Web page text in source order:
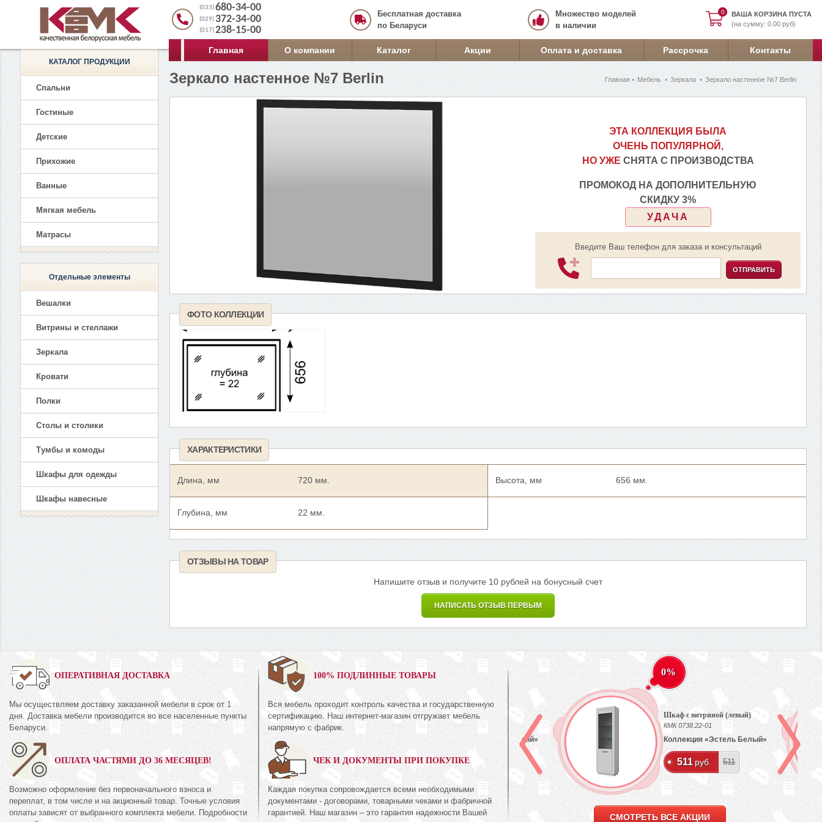
0
0
ВАША КОРЗИНА ПУСТА
(на сумму: 0.00 руб)
(033)680-34-00
(029) 372-34-00
(017)238-15-00
Бесплатная доставка
по Беларуси
Множество моделей
в наличии
Главная О компании Каталог Акции Оплата и доставка Рассрочка Контакты
Главная Мебель Зеркала Зеркало настенное №7 Berlin
Зеркало настенное №7 Berlin
ЭТА КОЛЛЕКЦИЯ БЫЛА
ОЧЕНЬ ПОПУЛЯРНОЙ,
НО УЖЕ СНЯТА С ПРОИЗВОДСТВА
ПРОМОКОД НА ДОПОЛНИТЕЛЬНУЮ
СКИДКУ 3%
УДАЧА
Введите Ваш телефон для заказа и консультаций
ОТПРАВИТЬ
ФОТО КОЛЛЕКЦИИ
ХАРАКТЕРИСТИКИ
Длина, мм 720 мм.
Глубина, мм 22 мм.
Высота, мм 656 мм.
ОТЗЫВЫ НА ТОВАР
Напишите отзыв и получите 10 рублей на бонусный счет
НАПИСАТЬ ОТЗЫВ ПЕРВЫМ
КАТАЛОГ ПРОДУКЦИИ
Спальни
Гостиные
Детские
Прихожие
Ванные
Мягкая мебель
Матрасы
Отдельные элементы
Вешалки
Витрины и стеллажи
Зеркала
Кровати
Полки
Столы и столики
Тумбы и комоды
Шкафы для одежды
Шкафы навесные
ОПЕРАТИВНАЯ ДОСТАВКА
Мы осуществляем доставку заказанной мебели в срок от 1
дня. Доставка мебели производится во все населенные пункты
Беларуси.
ОПЛАТА ЧАСТЯМИ ДО 36 МЕСЯЦЕВ!
Возможно оформление без первоначального взноса и
переплат, в том числе и на акционный товар. Точные условия
оплаты зависят от выбранного комплекта мебели. Подробности
100% ПОДЛИННЫЕ ТОВАРЫ
Вся мебель проходит контроль качества и государственную
сертификацию. Наш интернет-магазин отгружает мебель
напрямую с фабрик.
ЧЕК И ДОКУМЕНТЫ ПРИ ПОКУПКЕ
Каждая покупка сопровождается всеми необходимыми
документами - договорами, товарными чеками и фабричной
гарантией. Наш магазин – это гарантия надежности Вашей
руб. 371
Комод
КМК 0435.2
Коллекция «Амелия Орех
894
0%
Комод
Коллекция «Эстель Белый»
672руб.
0%
Шкаф с витриной (левый)
КМК 0738.22-01
Коллекция «Эстель Белый»
511 руб. 511
СМОТРЕТЬ ВСЕ АКЦИИ